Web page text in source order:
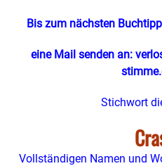
Bis zum nächsten
eine Mail senden an:
Stichwort
Vollständigen Namen und